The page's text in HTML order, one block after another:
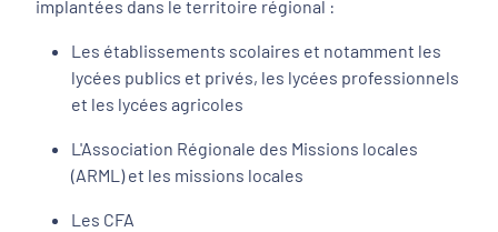
implantées dans le territoire régional :
Les établissements scolaires et notamment les
lycées publics et privés, les lycées professionnels
et les lycées agricoles
L'Association Régionale des Missions locales
(ARML) et les missions locales
Les CFA